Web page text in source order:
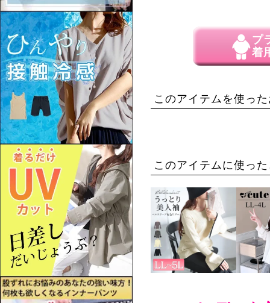
プ
着
このアイテムを使っ
このアイテムに使っ